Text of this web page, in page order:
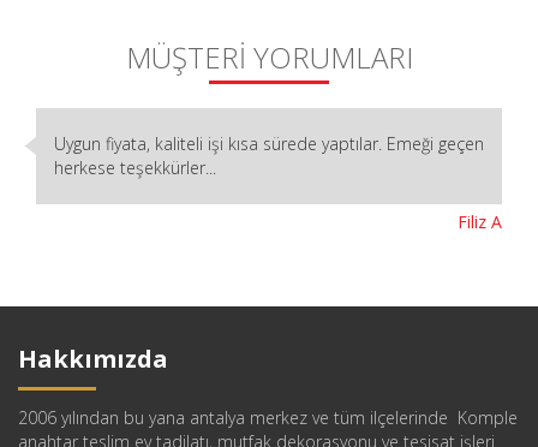
MÜŞTERİ YORUMLARI
Uygun fiyata, kaliteli işi kısa sürede yaptılar. Emeği geçen
herkese teşekkürler...
Filiz A
Hakkımızda
2006 yılından bu yana antalya merkez ve tüm ilçelerinde Komple
anahtar teslim ev tadilatı, mutfak dekorasyonu ve tesisat işleri